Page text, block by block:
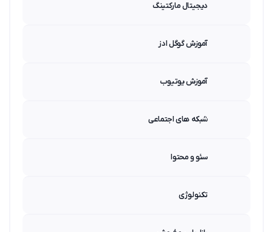
دیجیتال مارکتینگ
آموزش گوگل ادز
آموزش یوتیوب
شبکه های اجتماعی
سئو و محتوا
تکنولوژی